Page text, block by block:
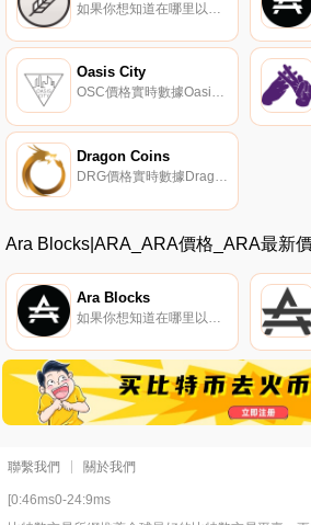
Oasis City
OSC價格實時數據Oasis City將自己描述為一個虛擬現實平臺,為用戶提供參與基于區塊鏈的國際生態系統的機會.
Dragon Coins
DRG價格實時數據Dragon Coins（DRG）是一種加密貨幣,在以太坊平臺上運行。Dragon Coins的電流供應量為442695970.07088,其中348657484.0176098正在流通.
Ara Blocks|ARA_ARA價格_ARA最新
Ara Blocks
聯繫我們 關於我們
[0:46ms0-24:9ms